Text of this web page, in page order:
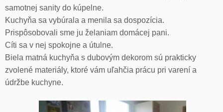
samotnej sanity do kúpelne.
Kuchyňa sa vybúrala a menila sa dospozícia.
Prispôsobovali sme ju želaniam domácej pani.
Cíti sa v nej spokojne a útulne.
Biela matná kuchyňa s dubovým dekorom sú prakticky
zvolené materiály, ktoré vám uľahčia prácu pri varení a
údržbe kuchyne.